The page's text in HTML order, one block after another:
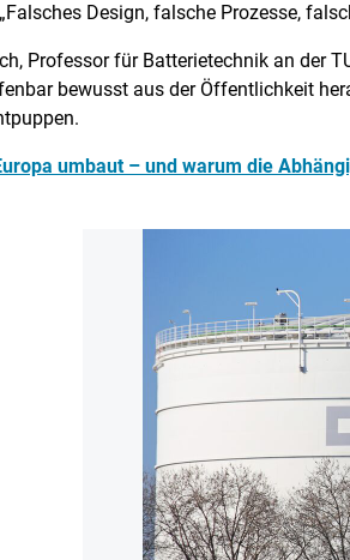
Design, falsche Prozesse,
Professor für Batterietechnik an der
bewusst aus der Öffentlichkeit
umbaut – und warum die